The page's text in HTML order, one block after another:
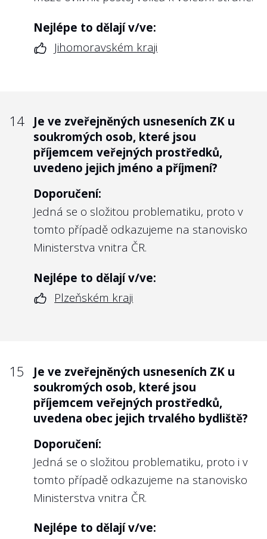
Nejlépe to dělají v/ve:
Jihomoravském kraji
14
Je ve zveřejněných usneseních ZK u
soukromých osob, které jsou
příjemcem veřejných prostředků,
uvedeno jejich jméno a příjmení?
Doporučení:
Jedná se o složitou problematiku, proto v
tomto případě odkazujeme na stanovisko
Ministerstva vnitra ČR.
Nejlépe to dělají v/ve:
Plzeňském kraji
15
Je ve zveřejněných usneseních ZK u
soukromých osob, které jsou
příjemcem veřejných prostředků,
uvedena obec jejich trvalého bydliště?
Doporučení:
Jedná se o složitou problematiku, proto i v
tomto případě odkazujeme na stanovisko
Ministerstva vnitra ČR.
Nejlépe to dělají v/ve: